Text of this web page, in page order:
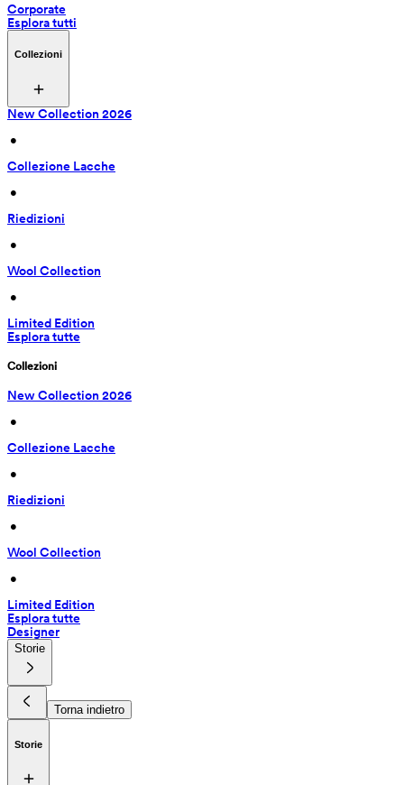
Corporate
Esplora tutti
Collezioni
New Collection 2026
•
Collezione Lacche
•
Riedizioni
•
Wool Collection
•
Limited Edition
Esplora tutte
Collezioni
New Collection 2026
•
Collezione Lacche
•
Riedizioni
•
Wool Collection
•
Limited Edition
Esplora tutte
Designer
Storie
Torna indietro
Storie